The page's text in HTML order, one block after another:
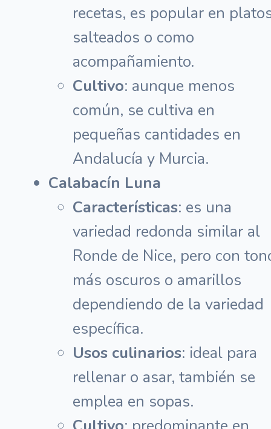
recetas, es popular en
salteados o como
acompañamiento.
Cultivo: aunque menos
común, se cultiva en
pequeñas cantidades en
Andalucía y Murcia.
Calabacín Luna
Características: es una
variedad redonda similar al
Ronde de Nice, pero con
más oscuros o amarillos
dependiendo de la variedad
específica.
Usos culinarios: ideal para
rellenar o asar, también se
emplea en sopas.